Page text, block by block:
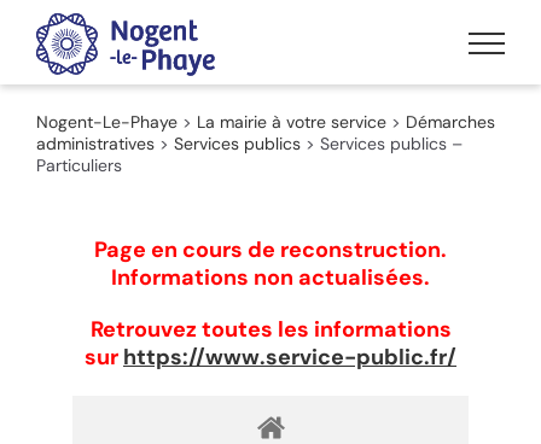
Passer
contenu
Nogent-Le-Phaye > La mairie à votre service > Démarches
administratives > Services publics > Services publics –
Particuliers
Page en cours de reconstruction.
Informations non actualisées.
Retrouvez toutes les informations
sur https://www.service-public.fr/